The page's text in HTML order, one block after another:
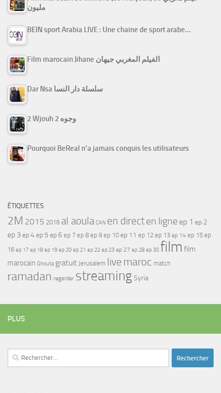
مليون
BEIN sport Arabia LIVE : Une chaine de sport arabe…
Film marocain Jihane الفيلم المغربي جيهان
Dar Nsa سلسلة دار النسا
2 Wjouh 2 وجوه
Pourquoi BeReal n’a jamais conquis les utilisateurs
ÉTIQUETTES
2M 2015 2016 al aoula CAN en directen ligne ep 1 ep 2
ep 3ep 4ep 5 ep 6 ep 7 ep 8 ep 9 ep 10 ep 11 ep 12 ep 13 ep 14 ep 15 ep
16 ep 17 ep 18 ep 19 ep 20 ep 21 ep 22 ep 23 ep 27 ep 28 ep 30 film film
marocain Ghouta gratuit Jerusalem live maroc match
ramadan regarder streamingSyria
PLUS
Rechercher :